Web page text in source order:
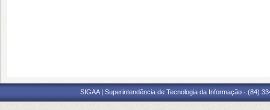
SIGAA | Superintendência de Tecnologia da Informação - (84)